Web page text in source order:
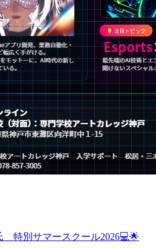
特別サマースクール2026💻🌟